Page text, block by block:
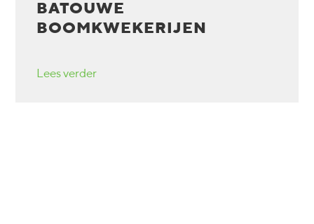
BATOUWE
BOOMKWEKERIJEN
Lees verder